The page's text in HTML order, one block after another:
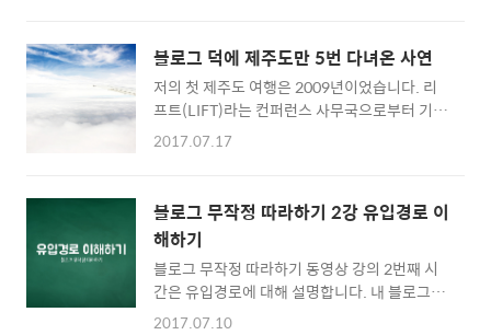
정상적인 분 3. 블로그를 시작하려는 이유를 남
겨주신 분! No 이런 분들께 드리지 않아요! ..
도 일하고 일반인들은 평생 만나보지 못하는 분
들도 만나고, 덕분에 힘든 시기도 보내고(;;) 다
채로운 경험도 할 수 있었어요. 돌이켜보면 모든
게 블로그 덕이었다고 할 수 있을 거에요. 블로
그 시작부터 열정에 불을 당길 수 있었던 이유는
활을 했었어요. 영어영문학과에 재학했지만 사
람을 모으고 싶은 마음에 1년 만에 3만명의 회
원을 모았고 기업들과 제휴를 하며 적지 않은 돈
을 벌었습니다..
블로그 덕에 제주도만 5번 다녀온 사연
저의 첫 제주도 여행은 2009년이었습니다. 리
프트(LIFT)라는 컨퍼런스 사무국으로부터 기자
단으로 초청받아 1박 2일간 제주도에 간 것이었
부터 회사 생활을 시작했고 그때부터는 블로그
활동을 자제하다 작년 말 다니던 회사를 퇴사하
고 겨울부터 제주도 팸투어에 참여하기 시작했
는데요. 혼디주라는 제주도감귤주 리뷰어로 선
발되어 1박 2일간 제주도에 다녀왔습니다. 그리
고 얼마 지나지 않아 제주모바일 블로거 팸투어
2017.07.17
블로그 무작정 따라하기 2강 유입경로 이
해하기
블로그 무작정 따라하기 동영상 강의 2번째 시
간은 유입경로에 대해 설명합니다. 내 블로그의
방문자는 어떤 출처와 경로를 통해 유입되는지
2017.07.10